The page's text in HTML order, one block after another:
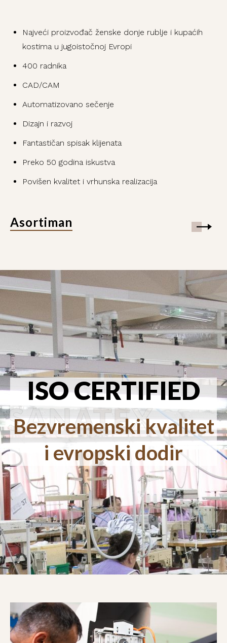
Najveći proizvođač ženske donje rublje i kupaćih
kostima u jugoistočnoj Evropi
400 radnika
CAD/CAM
Automatizovano sečenje
Dizajn i razvoj
Fantastičan spisak klijenata
Preko 50 godina iskustva
Povišen kvalitet i vrhunska realizacija
Asortiman
ISO CERTIFIED
SANATEX
Bezvremenski kvalitet
i evropski dodir